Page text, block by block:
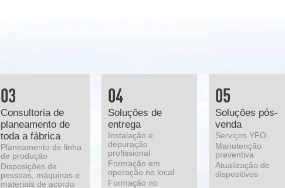
03
Consultoria de
planeamento de
toda a fábrica
Planeamento de linha
de produção
Disposições de
pessoas, máquinas e
materiais de acordo
04
Soluções de
entrega
Instalação e
depuração
profissional
Formação em
operação no local
Formação no
05
Soluções pós-
venda
Serviços YFO
Manutenção
preventiva
Atualização de
dispositivos